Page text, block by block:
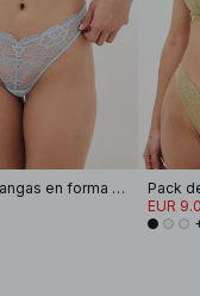
Pack de 2 tangas en forma de V
EUR